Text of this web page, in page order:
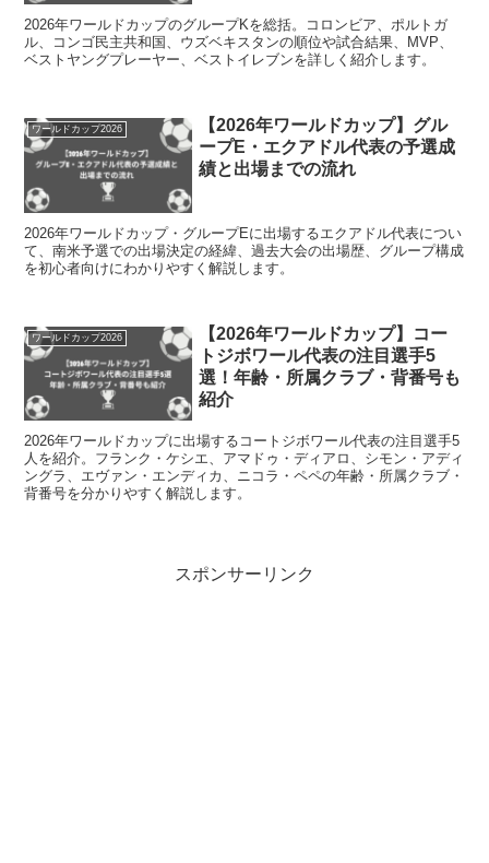
2026年ワールドカップのグループKを総括。コロンビア、ポルトガ
ル、コンゴ民主共和国、ウズベキスタンの順位や試合結果、MVP、
ベストヤングプレーヤー、ベストイレブンを詳しく紹介します。
ワールドカップ2026
【2026年ワールドカップ】グル
ープE・エクアドル代表の予選成
績と出場までの流れ
2026年ワールドカップ・グループEに出場するエクアドル代表につい
て、南米予選での出場決定の経緯、過去大会の出場歴、グループ構成
を初心者向けにわかりやすく解説します。
ワールドカップ2026
【2026年ワールドカップ】コー
トジボワール代表の注目選手5
選！年齢・所属クラブ・背番号も
紹介
2026年ワールドカップに出場するコートジボワール代表の注目選手5
人を紹介。フランク・ケシエ、アマドゥ・ディアロ、シモン・アディ
ングラ、エヴァン・エンディカ、ニコラ・ペペの年齢・所属クラブ・
背番号を分かりやすく解説します。
スポンサーリンク